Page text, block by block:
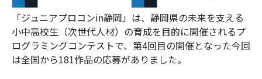
「ジュニアプロコンin静岡」は、静岡県の未来を支える
小中高校生（次世代人材）の育成を目的に開催されるプ
ログラミングコンテストで、第4回目の開催となった今回
は全国から181作品の応募がありました。